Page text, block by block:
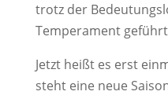
trotz der
Temperament
Jetzt heißt es erst
steht eine neue